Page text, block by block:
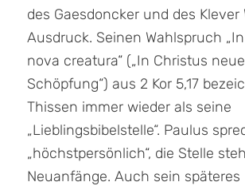
des Gaesdoncker und des Klever
Ausdruck. Seinen Wahlspruch
nova creatura“ („In Christus neue
Schöpfung“) aus 2 Kor 5,17
Thissen immer wieder als seine
„Lieblingsbibelstelle“. Paulus
„höchstpersönlich“, die Stelle
Neuanfänge. Auch sein späteres